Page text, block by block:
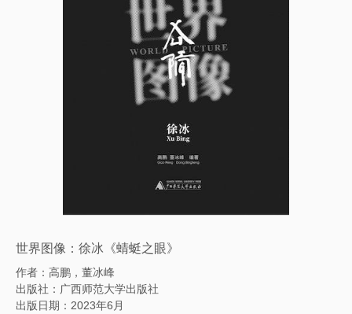
世界图像：徐冰《蜻蜓之眼》
作者：高鹏，董冰峰
出版社：广西师范大学出版社
出版日期：2023年6月